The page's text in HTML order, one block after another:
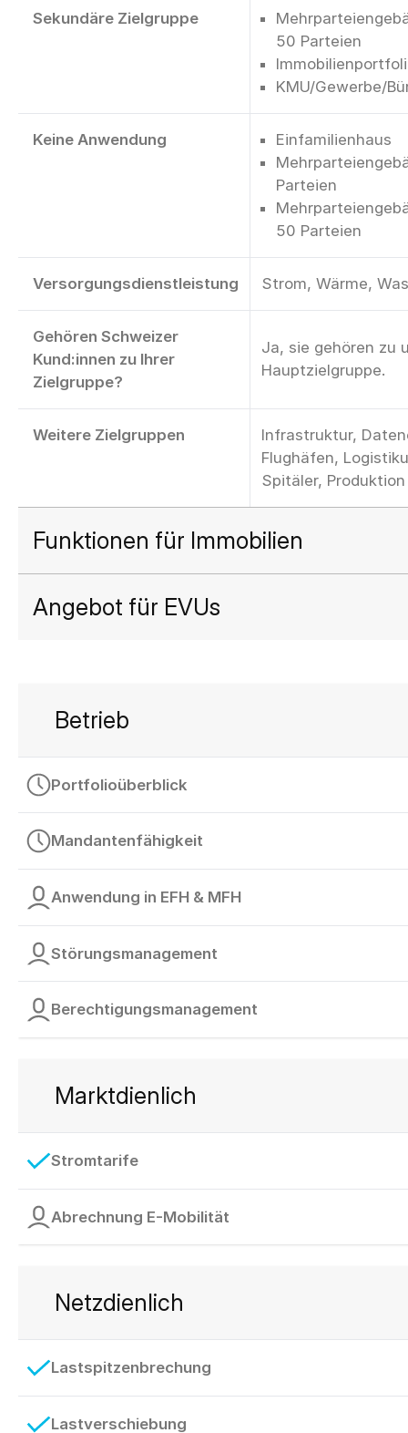
Sekundäre Zielgruppe
50 Parteien
KMU/Gewerbe/
Keine Anwendung
Einfamilienhaus
Parteien
50 Parteien
Versorgungsdienstleistung Strom, Wärme,
Gehören Schweizer
Kund:innen zu Ihrer
Zielgruppe?
Ja, sie gehören zu
Hauptzielgruppe.
Weitere Zielgruppen
Infrastruktur,
Flughäfen,
Spitäler, Produktion
Funktionen für Immobilien
Angebot für EVUs
Betrieb
Portfolioüberblick
Mandantenfähigkeit
Anwendung in EFH & MFH
Störungsmanagement
Berechtigungsmanagement
Marktdienlich
Stromtarife
Abrechnung E-Mobilität
Netzdienlich
Lastspitzenbrechung
Lastverschiebung